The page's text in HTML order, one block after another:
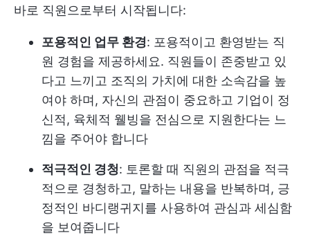
바로 직원으로부터 시작됩니다:
포용적인 업무 환경: 포용적이고 환영받는 직
원 경험을 제공하세요. 직원들이 존중받고 있
다고 느끼고 조직의 가치에 대한 소속감을 높
여야 하며, 자신의 관점이 중요하고 기업이 정
신적, 육체적 웰빙을 전심으로 지원한다는 느
낌을 주어야 합니다
적극적인 경청: 토론할 때 직원의 관점을 적극
적으로 경청하고, 말하는 내용을 반복하며, 긍
정적인 바디랭귀지를 사용하여 관심과 세심함
을 보여줍니다